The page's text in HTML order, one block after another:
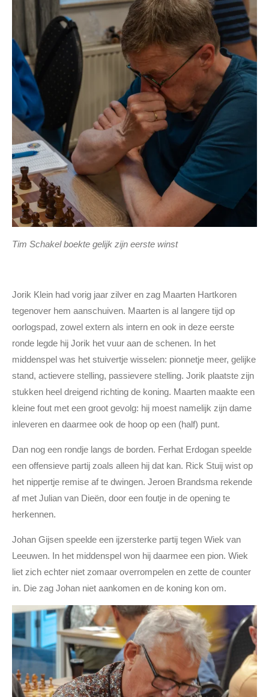
Tim Schakel boekte gelijk zijn eerste winst
Jorik Klein had vorig jaar zilver en zag Maarten Hartkoren
tegenover hem aanschuiven. Maarten is al langere tijd op
oorlogspad, zowel extern als intern en ook in deze eerste
ronde legde hij Jorik het vuur aan de schenen. In het
middenspel was het stuivertje wisselen: pionnetje meer, gelijke
stand, actievere stelling, passievere stelling. Jorik plaatste zijn
stukken heel dreigend richting de koning. Maarten maakte een
kleine fout met een groot gevolg: hij moest namelijk zijn dame
inleveren en daarmee ook de hoop op een (half) punt.
Dan nog een rondje langs de borden. Ferhat Erdogan speelde
een offensieve partij zoals alleen hij dat kan. Rick Stuij wist op
het nippertje remise af te dwingen. Jeroen Brandsma rekende
af met Julian van Dieën, door een foutje in de opening te
herkennen.
Johan Gijsen speelde een ijzersterke partij tegen Wiek van
Leeuwen. In het middenspel won hij daarmee een pion. Wiek
liet zich echter niet zomaar overrompelen en zette de counter
in. Die zag Johan niet aankomen en de koning kon om.